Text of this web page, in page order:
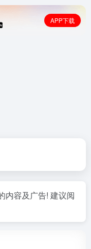
APP下载
内容及广告! 建议阅